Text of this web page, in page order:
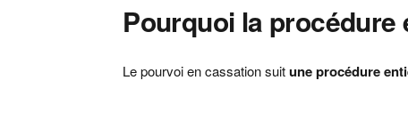
Pourquoi la procédure
Le pourvoi en cassation suitune procédure